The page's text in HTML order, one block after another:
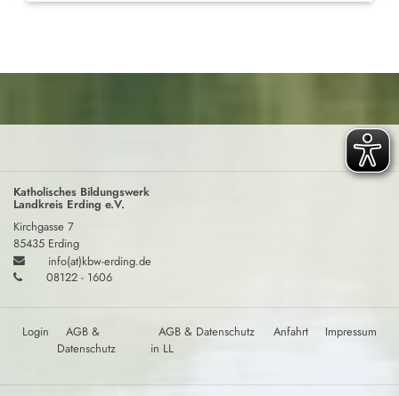
Katholisches Bildungswerk
Landkreis Erding e.V.
Kirchgasse 7
85435 Erding
info(at)kbw-erding.de
08122 - 1606
Login
AGB &
Datenschutz
AGB & Datenschutz
in LL
Anfahrt Impressum